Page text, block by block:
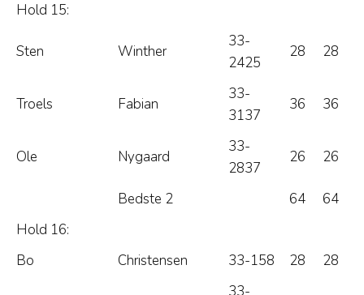
Hold 15:
Sten Winther
33-
2425
28 28
Troels Fabian
33-
3137
36 36
Ole Nygaard
33-
2837
26 26
Bedste 2 64
64
Hold 16:
Bo
Christensen 33-158 28 28